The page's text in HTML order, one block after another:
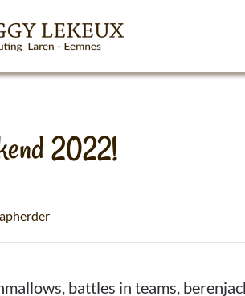
2022!
battles in teams,